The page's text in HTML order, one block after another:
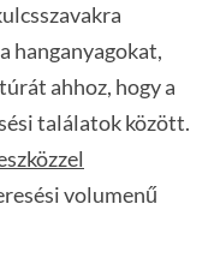
hanganyagokat,
ahhoz, hogy a
találatok között.
volumenű